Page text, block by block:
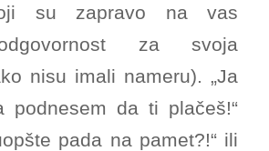
su zapravo na vas
za svoja
nisu imali nameru). „Ja
podnesem da ti plačeš!“
pada na pamet?!“ ili